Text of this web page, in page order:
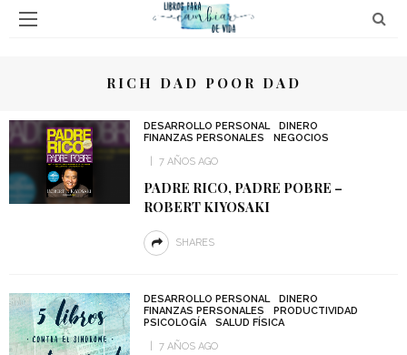
RICH DAD POOR DAD
DESARROLLO PERSONAL
DINERO
FINANZAS PERSONALES
NEGOCIOS
7 AÑOS AGO
PADRE RICO, PADRE POBRE –
ROBERT KIYOSAKI
SHARES
DESARROLLO PERSONAL
DINERO
FINANZAS PERSONALES
PRODUCTIVIDAD
PSICOLOGÍA
SALUD FÍSICA
7 AÑOS AGO